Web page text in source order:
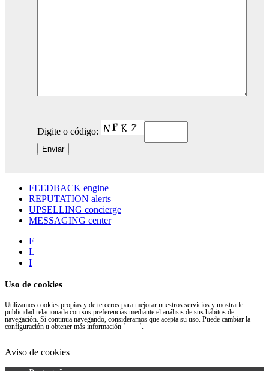
Digite o código:
FEEDBACK engine
REPUTATION alerts
UPSELLING concierge
MESSAGING center
F
L
I
Uso de cookies
Utilizamos cookies propias y de terceros para mejorar nuestros servicios y mostrarle
publicidad relacionada con sus preferencias mediante el análisis de sus hábitos de
navegación. Si continua navegando, consideramos que acepta su uso. Puede cambiar la
configuración u obtener más información ‘
’.
Aviso de cookies